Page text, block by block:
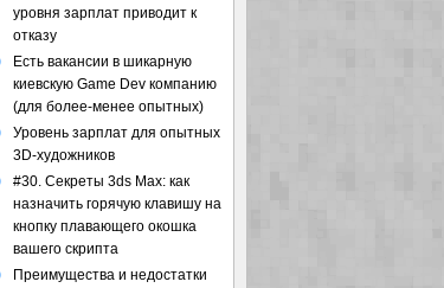
уровня зарплат приводит к
отказу
Есть вакансии в шикарную
киевскую Game Dev компанию
(для более-менее опытных)
Уровень зарплат для опытных
3D-художников
#30. Секреты 3ds Max: как
назначить горячую клавишу на
кнопку плавающего окошка
вашего скрипта
Преимущества и недостатки